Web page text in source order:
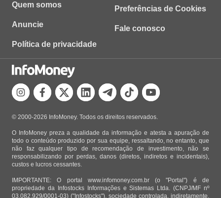
Quem somos
Anuncie
Política de privacidade
Preferências de Cookies
Fale conosco
© 2000-2026 InfoMoney. Todos os direitos reservados.
O InfoMoney preza a qualidade da informação e atesta a apuração de
todo o conteúdo produzido por sua equipe, ressaltando, no entanto, que
não faz qualquer tipo de recomendação de investimento, não se
responsabilizando por perdas, danos (diretos, indiretos e incidentais),
custos e lucros cessantes.
IMPORTANTE: O portal www.infomoney.com.br (o "Portal") é de
propriedade da Infostocks Informações e Sistemas Ltda. (CNPJ/MF nº
03.082.929/0001-03) ("Infostocks"), sociedade controlada, indiretamente,